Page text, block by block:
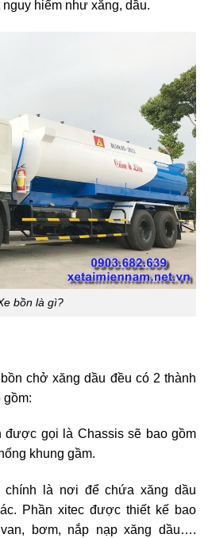
hiểm như xăng, dầu.
bồn là gì?
chở xăng dầu đều có 2 thành
gồm:
được gọi là Chassis sẽ bao gồm
khung gầm.
chính là nơi để chứa xăng dầu
Phần xitec được thiết kế bao
bơm, nắp nạp xăng dầu….